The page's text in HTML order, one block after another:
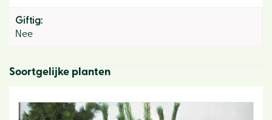
Giftig:
Nee
Soortgelijke planten